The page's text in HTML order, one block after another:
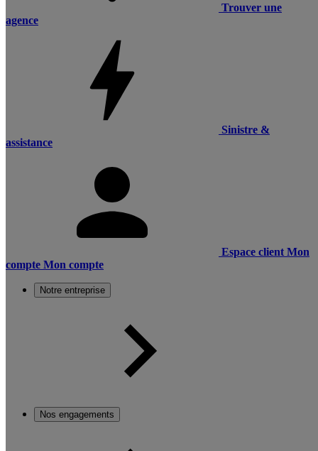
Trouver une
agence
Sinistre &
assistance
Espace client Mon
compte Mon compte
Notre entreprise
Nos engagements